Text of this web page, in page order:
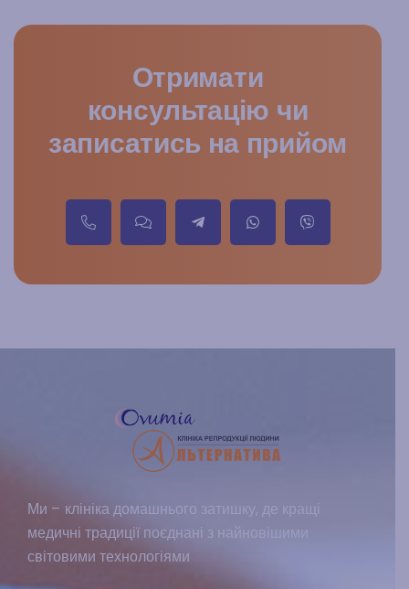
Отримати
консультацію чи
записатись на прийом
Ми – клініка домашнього затишку, де кращі
медичні традиції поєднані з найновішими
світовими технологіями